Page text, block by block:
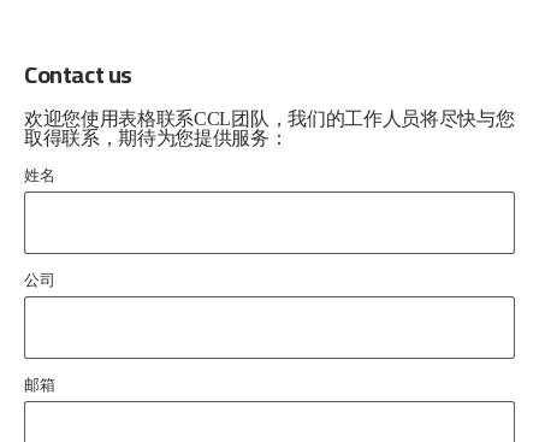
Contact us
欢迎您使用表格联系CCL团队，我们的工作人员将尽快与您
取得联系，期待为您提供服务：
姓名
公司
邮箱